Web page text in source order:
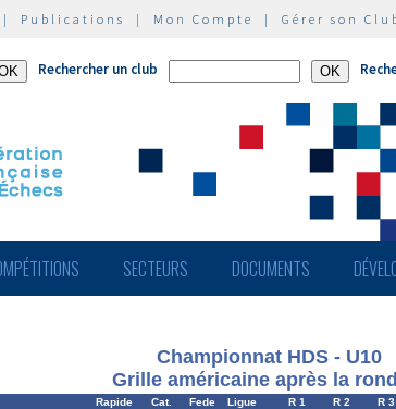
| Publications | Mon Compte | Gérer son
Rechercher un club
SECTEURS DOCUMENTS
Championnat HDS - U10
Grille américaine après la
Rapide Cat. Fede Ligue R 1 R 2 R 3